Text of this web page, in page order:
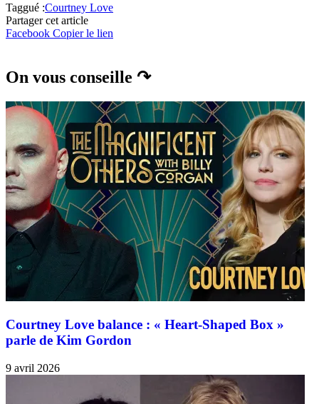
Taggué :Courtney Love
Partager cet article
Facebook Copier le lien
On vous conseille ↷
Courtney Love balance : « Heart-Shaped Box »
parle de Kim Gordon
9 avril 2026